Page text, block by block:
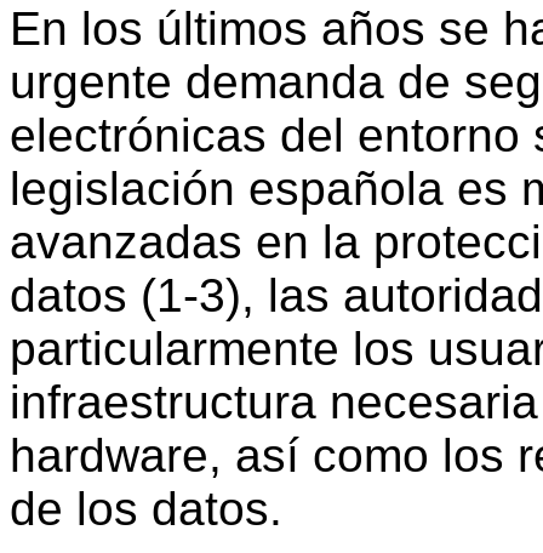
En los últimos años se
urgente demanda de
electrónicas del entorno
legislación española es
avanzadas en la
datos (1-3), las
particularmente los
infraestructura
hardware, así como los
de los datos.